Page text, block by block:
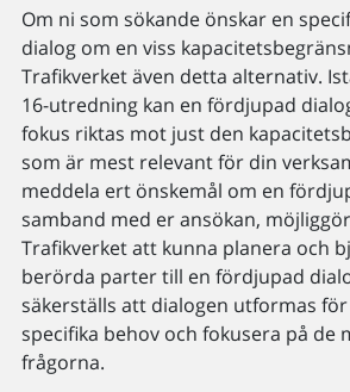
Om ni som sökande önskar en
dialog om en viss
Trafikverket även detta alternativ.
16-utredning kan en fördjupad
fokus riktas mot just den
som är mest relevant för din
meddela ert önskemål om en
samband med er ansökan,
Trafikverket att kunna planera och
berörda parter till en fördjupad
säkerställs att dialogen utformas
specifika behov och fokusera på de
frågorna.